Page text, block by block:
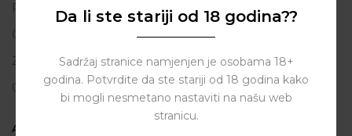
Polačišće 2
City Gallery
Zadar
098 163 2222
ASSIST HUB d.o.o.
Da li ste stariji od 18 godina??
Sadržaj stranice namjenjen je osobama 18+
godina. Potvrdite da ste stariji od 18 godina kako
bi mogli nesmetano nastaviti na našu web
stranicu.